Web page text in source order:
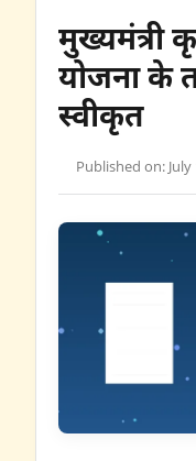
मुख्यमंत्री
योजना के
स्वीकृत
Published on: July